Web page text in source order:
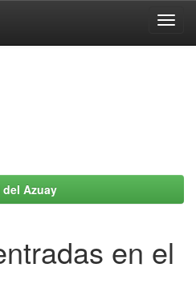
Azuay
en el